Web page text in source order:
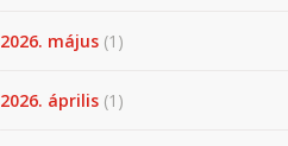
2026. május (1)
2026. április (1)